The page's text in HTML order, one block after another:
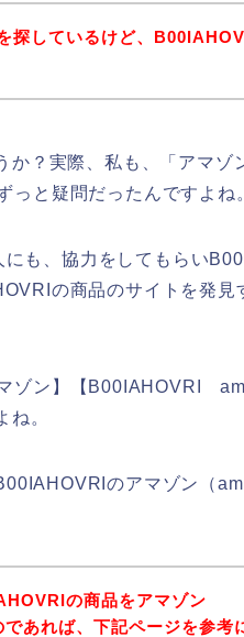
探しているけど、
か？実際、私も、「アマゾ
と疑問だったんですよね
も、協力をしてもらい
の商品のサイトを発見
ゾン】【B00IAHOVRI
ね。
のアマゾン（
の商品をアマゾン
あれば、下記ページを参考